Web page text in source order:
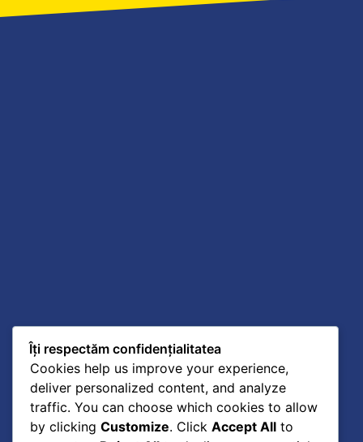
Îți respectăm confidențialitatea
Cookies help us improve your experience,
deliver personalized content, and analyze
traffic. You can choose which cookies to allow
by clicking Customize. Click Accept All to